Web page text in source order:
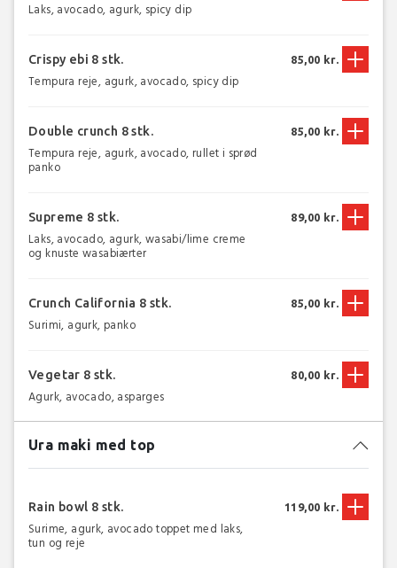
Laks, avocado, agurk, spicy dip
Crispy ebi 8 stk.
Tempura reje, agurk, avocado, spicy dip
85,00 kr.
Double crunch 8 stk.
Tempura reje, agurk, avocado, rullet i sprød
panko
85,00 kr.
Supreme 8 stk.
Laks, avocado, agurk, wasabi/lime creme
og knuste wasabiærter
89,00 kr.
Crunch California 8 stk.
Surimi, agurk, panko
85,00 kr.
Vegetar 8 stk.
Agurk, avocado, asparges
80,00 kr.
Ura maki med top
Rain bowl 8 stk.
Surime, agurk, avocado toppet med laks,
tun og reje
119,00 kr.